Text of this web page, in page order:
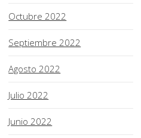
Octubre 2022
Septiembre 2022
Agosto 2022
Julio 2022
Junio 2022